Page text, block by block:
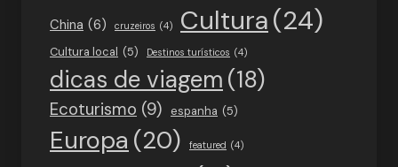
China (6) cruzeiros (4) Cultura(24)
Cultura local (5) Destinos turísticos (4)
dicas de viagem (18)
Ecoturismo (9) espanha (5)
Europa (20) featured (4)